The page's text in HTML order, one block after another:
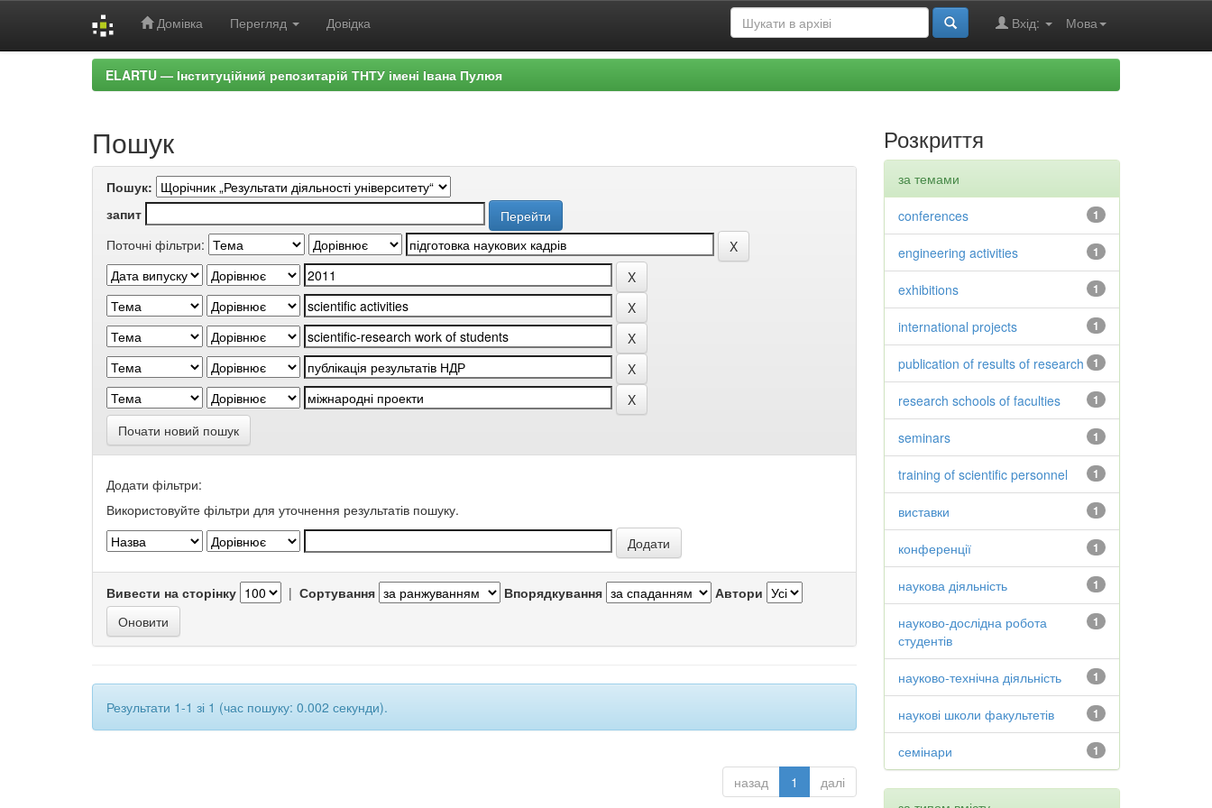
Домівка Перегляд Довідка Мова
Вхід:
ELARTU — Інституційний репозитарій ТНТУ імені Івана Пулюя
Пошук
Пошук:
запит
Поточні фільтри:
Почати новий пошук
Додати фільтри:
Використовуйте фільтри для уточнення результатів пошуку.
Вивести на сторінку | Сортування Впорядкування Автори
Результати 1-1 зі 1 (час пошуку: 0.002 секунди).
назад 1 далі
Розкриття
за темами
1
conferences
1
engineering activities
1
exhibitions
1
international projects
1
publication of results of research
1
research schools of faculties
1
seminars
1
training of scientific personnel
1
виставки
1
конференції
1
наукова діяльність
1
науково-дослідна робота
студентів
1
науково-технічна діяльність
1
наукові школи факультетів
1
семінари